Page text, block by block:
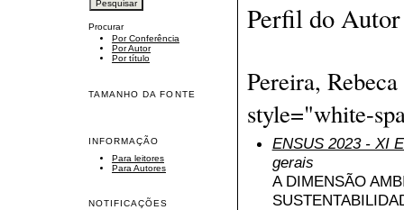
Procurar
Por Conferência
Por Autor
Por título
TAMANHO DA FONTE
INFORMAÇÃO
Para leitores
Para Autores
NOTIFICAÇÕES
Perfil do Autor
Pereira,
style="white-
ENSUS 2023 - XI
gerais
A DIMENSÃO